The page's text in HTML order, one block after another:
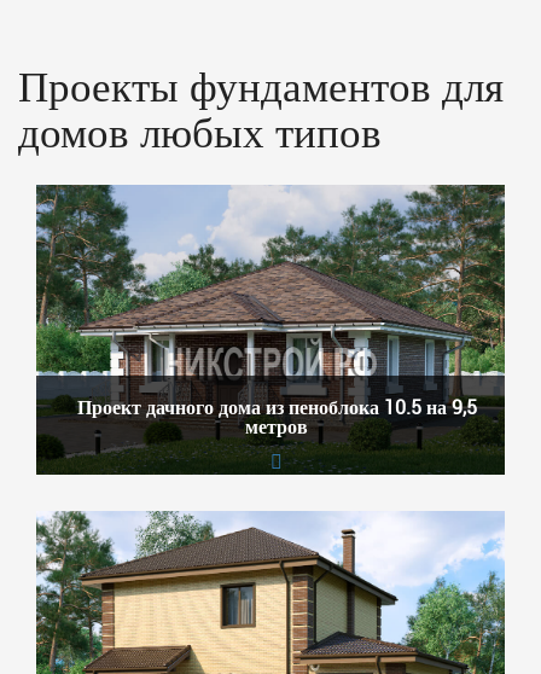
Проекты фундаментов для
домов любых типов
Проект дачного дома из пеноблока 10.5 на 9,5
метров